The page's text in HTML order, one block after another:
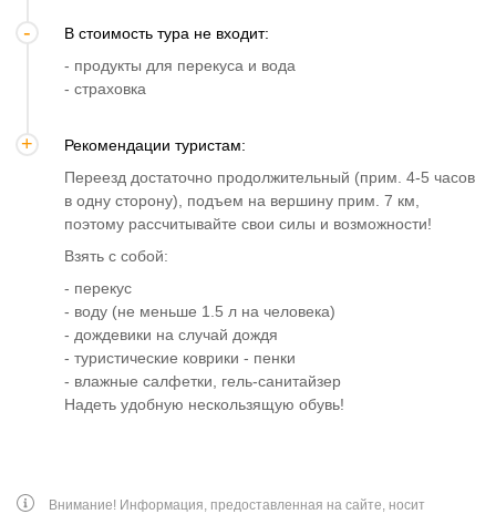
В стоимость тура не входит:
- продукты для перекуса и вода
- страховка
Рекомендации туристам:
Переезд достаточно продолжительный (прим. 4-5 часов
в одну сторону), подъем на вершину прим. 7 км,
поэтому рассчитывайте свои силы и возможности!
Взять с собой:
- перекус
- воду (не меньше 1.5 л на человека)
- дождевики на случай дождя
- туристические коврики - пенки
- влажные салфетки, гель-санитайзер
Надеть удобную нескользящую обувь!
Внимание! Информация, предоставленная на сайте, носит